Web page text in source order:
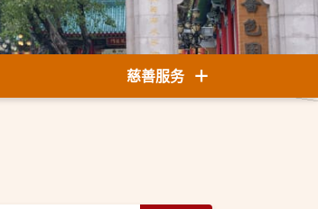
慈善服务